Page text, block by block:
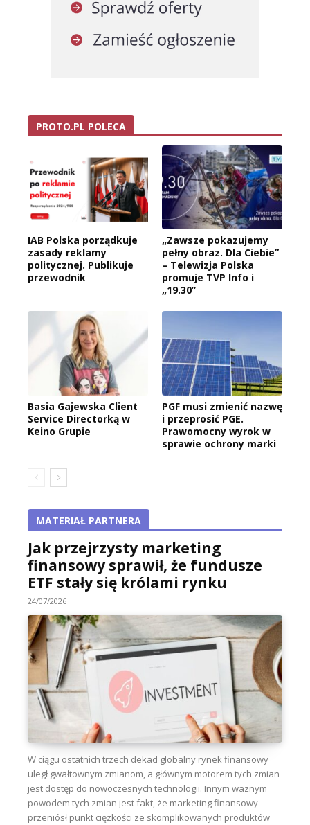
PROTO.PL POLECA
IAB Polska porządkuje
zasady reklamy
politycznej. Publikuje
przewodnik
„Zawsze pokazujemy
pełny obraz. Dla Ciebie”
– Telewizja Polska
promuje TVP Info i
„19.30”
Basia Gajewska Client
Service Directorką w
Keino Grupie
PGF musi zmienić nazwę
i przeprosić PGE.
Prawomocny wyrok w
sprawie ochrony marki
MATERIAŁ PARTNERA
Jak przejrzysty marketing
finansowy sprawił, że fundusze
ETF stały się królami rynku
24/07/2026
W ciągu ostatnich trzech dekad globalny rynek finansowy
uległ gwałtownym zmianom, a głównym motorem tych zmian
jest dostęp do nowoczesnych technologii. Innym ważnym
powodem tych zmian jest fakt, że marketing finansowy
przeniósł punkt ciężkości ze skomplikowanych produktów